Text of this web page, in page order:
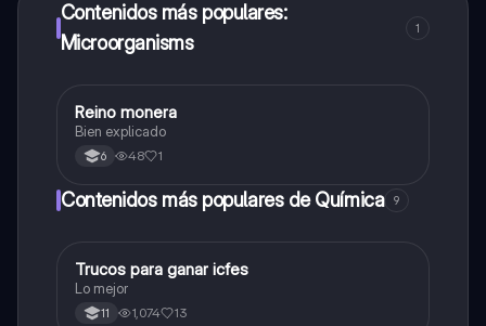
Contenidos más populares:
Microorganisms
1
Biologia
Reino monera
Bien explicado
6 48 1
Contenidos más populares de Química 9
Química
Trucos para ganar icfes
Lo mejor
11 1,074 13